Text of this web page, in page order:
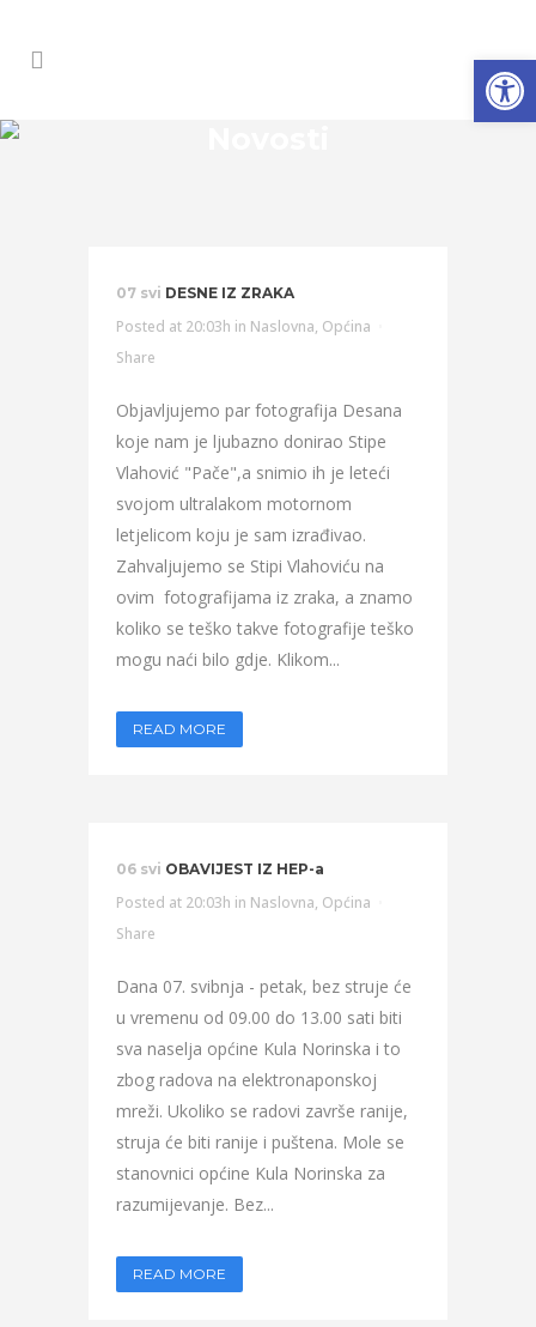
07 svi DESNE IZ ZRAKA
Posted at 20:03h in Naslovna, Općina
Share
Objavljujemo par fotografija Desana
koje nam je ljubazno donirao Stipe
Vlahović "Pače",a snimio ih je leteći
svojom ultralakom motornom
letjelicom koju je sam izrađivao.
Zahvaljujemo se Stipi Vlahoviću na
ovim fotografijama iz zraka, a znamo
koliko se teško takve fotografije teško
mogu naći bilo gdje. Klikom...
READ MORE
06 svi OBAVIJEST IZ HEP-a
Posted at 20:03h in Naslovna, Općina
Share
Dana 07. svibnja - petak, bez struje će
u vremenu od 09.00 do 13.00 sati biti
sva naselja općine Kula Norinska i to
zbog radova na elektronaponskoj
mreži. Ukoliko se radovi završe ranije,
struja će biti ranije i puštena. Mole se
stanovnici općine Kula Norinska za
razumijevanje. Bez...
READ MORE